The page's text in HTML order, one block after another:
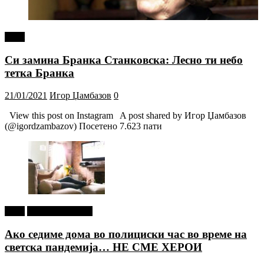
Си замина Бранка Станковска: Лесно ти небо
тетка Бранка
21/01/2021 Игор Џамбазов 0
View this post on Instagram A post shared by Игор Џамбазов
(@igordzambazov) Посетено 7.623 пати
Ако седиме дома во полициски час во време на
светска пандемија… НЕ СМЕ ХЕРОИ